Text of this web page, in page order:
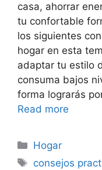
casa, ahorrar
tu confortable
los siguientes
hogar en esta
adaptar tu estilo
consuma bajos
forma lograrás
Read more
Categorías
Hogar
Etiquetas
consejos